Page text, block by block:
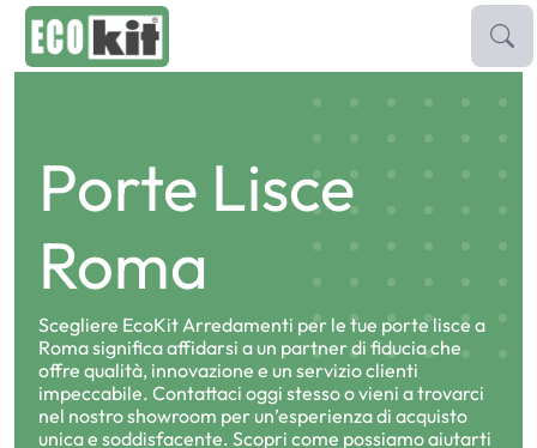
Skip
to
content
Porte e Maniglie
Brand
Contatti
Porte Lisce
Roma
Scegliere EcoKit Arredamenti per le tue porte lisce a
Roma significa affidarsi a un partner di fiducia che
offre qualità, innovazione e un servizio clienti
impeccabile. Contattaci oggi stesso o vieni a trovarci
nel nostro showroom per un’esperienza di acquisto
unica e soddisfacente. Scopri come possiamo aiutarti